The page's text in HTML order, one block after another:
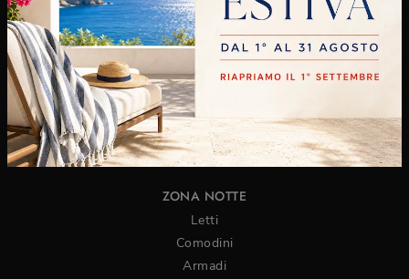
Pareti Attrezzate
Madie
Salotti
Composizioni Sospese
Tavoli
Sedie
Arredo Bagno
ZONA NOTTE
Letti
Comodini
Armadi